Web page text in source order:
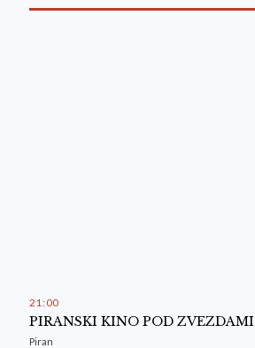
21 : 00
PIRANSKI KINO POD ZVEZDAMI
Piran